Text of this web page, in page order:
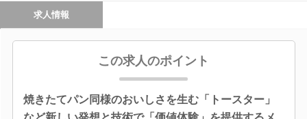
求人情報
この求人のポイント
焼きたてパン同様のおいしさを生む「トースター」